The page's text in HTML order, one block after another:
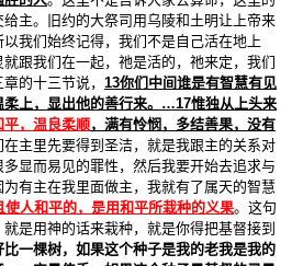
主。旧约的大祭司用乌陵和土明让上帝来
我们始终记得，我们不是自己活在地上
跟我们在一起，祂是活的，祂来定，我们
的十三节说， 13你们中间谁是有智慧有见
上，显出他的善行来。 …17惟独从上头来
平，温良柔顺，满有怜悯，多结善果，没有
在主里先要得到圣洁，就是我跟主的关系对
显而易见的罪性，然后我要开始去追求与
有主在我里面做主，我就有了属天的智慧
使人和平的，是用和平所栽种的义果。这句
是用神的话来栽种，就是你得把基督接到
比一棵树，如果这个种子是我的老我是我的